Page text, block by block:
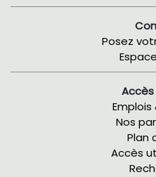
Posez
Nos
Plan
Accès